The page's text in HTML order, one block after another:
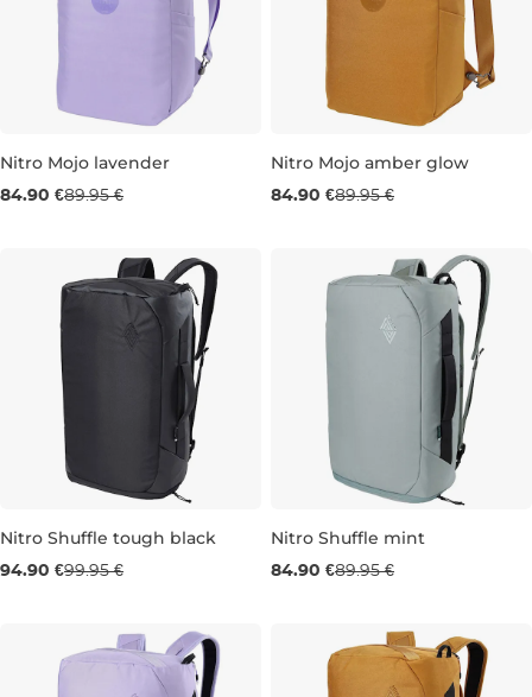
Nitro Mojo lavender
84.90 €89.95 €
Nitro Mojo amber glow
84.90 €89.95 €
Nitro Shuffle tough black
94.90 €99.95 €
Nitro Shuffle mint
84.90 €89.95 €